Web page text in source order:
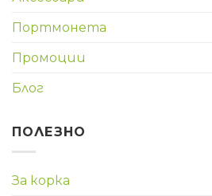
Портмонета
Промоции
Блог
ПОЛЕЗНО
За корка